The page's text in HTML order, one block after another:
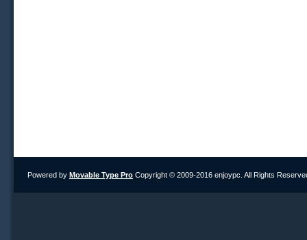
Powered by Movable Type Pro Copyright © 2009-2016 enjoypc. All Rights